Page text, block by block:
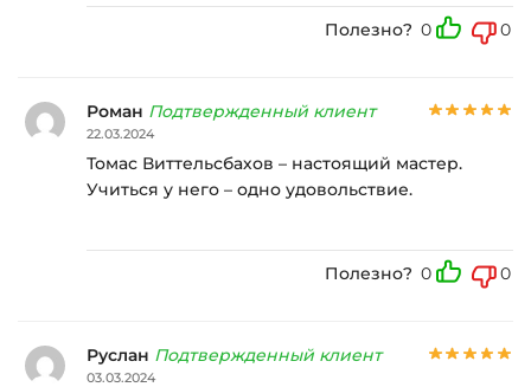
Полезно? 0 0
Роман Подтвержденный клиент
22.03.2024
Томас Виттельсбахов – настоящий мастер.
Учиться у него – одно удовольствие.
Полезно? 0 0
Руслан Подтвержденный клиент
03.03.2024